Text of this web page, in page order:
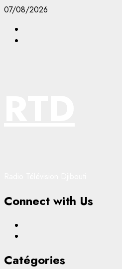
Aller
contenu
07/08/2026
Connect with Us
Catégories